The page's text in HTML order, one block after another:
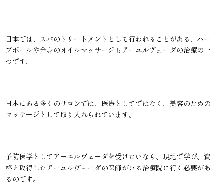
日本では、スパのトリートメントとして行われることがある、ハー
ブボールや全身のオイルマッサージもアーユルヴェーダの治療の一
つです。
日本にある多くのサロンでは、医療としてではなく、美容のための
マッサージとして取り入れられています。
予防医学としてアーユルヴェーダを受けたいなら、現地で学び、資
格と取得したアーユルヴェーダの医師がいる治療院に行く必要があ
るのです。